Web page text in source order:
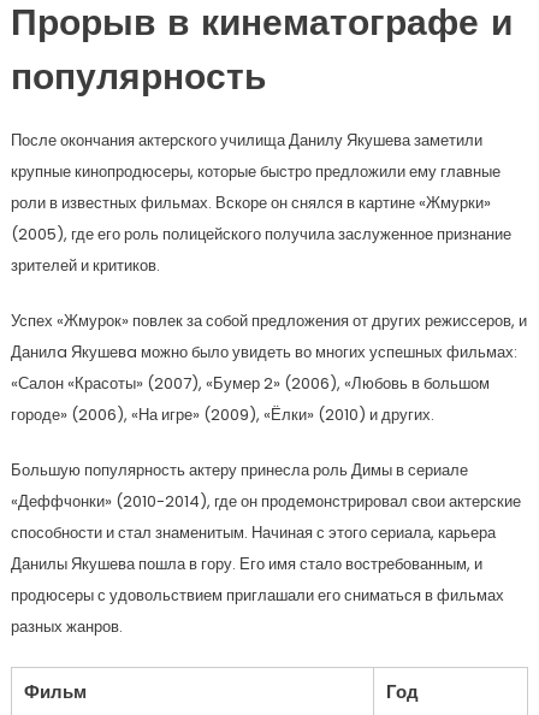
Прорыв в кинематографе и
популярность
После окончания актерского училища Данилу Якушева заметили
крупные кинопродюсеры, которые быстро предложили ему главные
роли в известных фильмах. Вскоре он снялся в картине «Жмурки»
(2005), где его роль полицейского получила заслуженное признание
зрителей и критиков.
Успех «Жмурок» повлек за собой предложения от других режиссеров, и
Данилa Якушевa можно было увидеть во многих успешных фильмах:
«Салон «Красоты» (2007), «Бумер 2» (2006), «Любовь в большом
городе» (2006), «На игре» (2009), «Ёлки» (2010) и других.
Большую популярность актеру принесла роль Димы в сериале
«Деффчонки» (2010-2014), где он продемонстрировал свои актерские
способности и стал знаменитым. Начиная с этого сериала, карьера
Данилы Якушева пошла в гору. Его имя стало востребованным, и
продюсеры с удовольствием приглашали его сниматься в фильмах
разных жанров.
Фильм
Год